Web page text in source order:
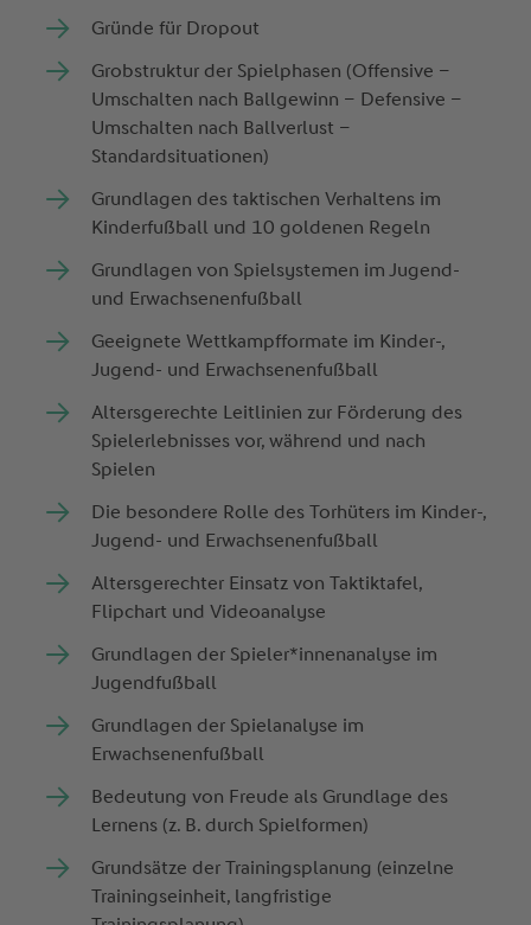
Gründe für Dropout
Grobstruktur der Spielphasen (Offensive –
Umschalten nach Ballgewinn – Defensive –
Umschalten nach Ballverlust –
Standardsituationen)
Grundlagen des taktischen Verhaltens im
Kinderfußball und 10 goldenen Regeln
Grundlagen von Spielsystemen im Jugend-
und Erwachsenenfußball
Geeignete Wettkampfformate im Kinder-,
Jugend- und Erwachsenenfußball
Altersgerechte Leitlinien zur Förderung des
Spielerlebnisses vor, während und nach
Spielen
Die besondere Rolle des Torhüters im Kinder-,
Jugend- und Erwachsenenfußball
Altersgerechter Einsatz von Taktiktafel,
Flipchart und Videoanalyse
Grundlagen der Spieler*innenanalyse im
Jugendfußball
Grundlagen der Spielanalyse im
Erwachsenenfußball
Bedeutung von Freude als Grundlage des
Lernens (z. B. durch Spielformen)
Grundsätze der Trainingsplanung (einzelne
Trainingseinheit, langfristige